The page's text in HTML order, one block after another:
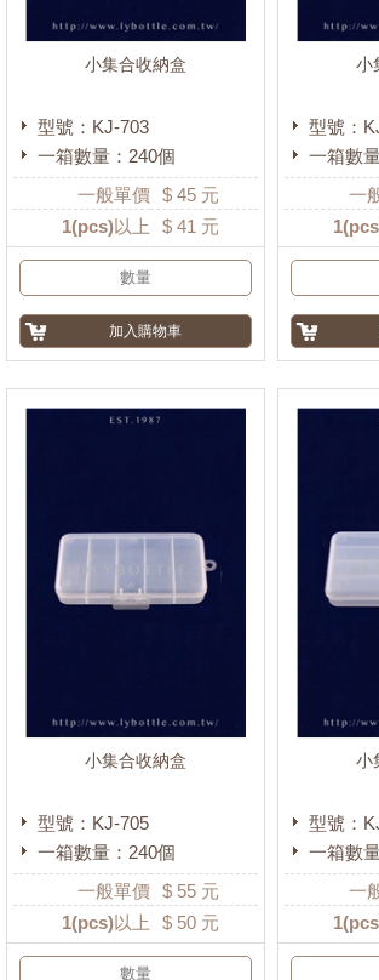
小集合收納盒
型號：KJ-703
一箱數量：240個
一般單價 $ 45 元
1(pcs)以上 $ 41 元
小
型號：
一箱數
一
1
小集合收納盒
型號：KJ-705
一箱數量：240個
一般單價 $ 55 元
1(pcs)以上 $ 50 元
小
型號：
一箱數
一
1